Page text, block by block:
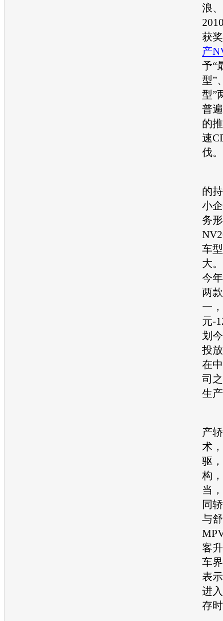
浪
获
产
予“
型”
型”
普
的
速
伐。
的
小
务
车
大。
今
两
一
元-
划
投
在
司
生
产
术，
驱
构，
当
同
与
客
车
表
进
存